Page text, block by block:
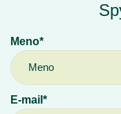
Meno*
E-mail*